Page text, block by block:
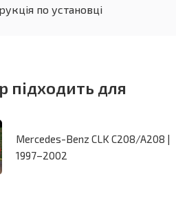
по установці
підходить для
Mercedes-Benz CLK C208/A208 |
1997–2002